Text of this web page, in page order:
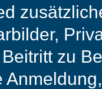
zu